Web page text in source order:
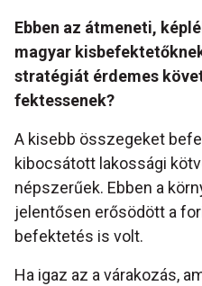
Ebben az átmeneti,
magyar
stratégiát érdemes
fektessenek?
A kisebb összegeket
kibocsátott lakossági
népszerűek. Ebben a
jelentősen erősödött a
befektetés is volt.
Ha igaz az a várakozás,